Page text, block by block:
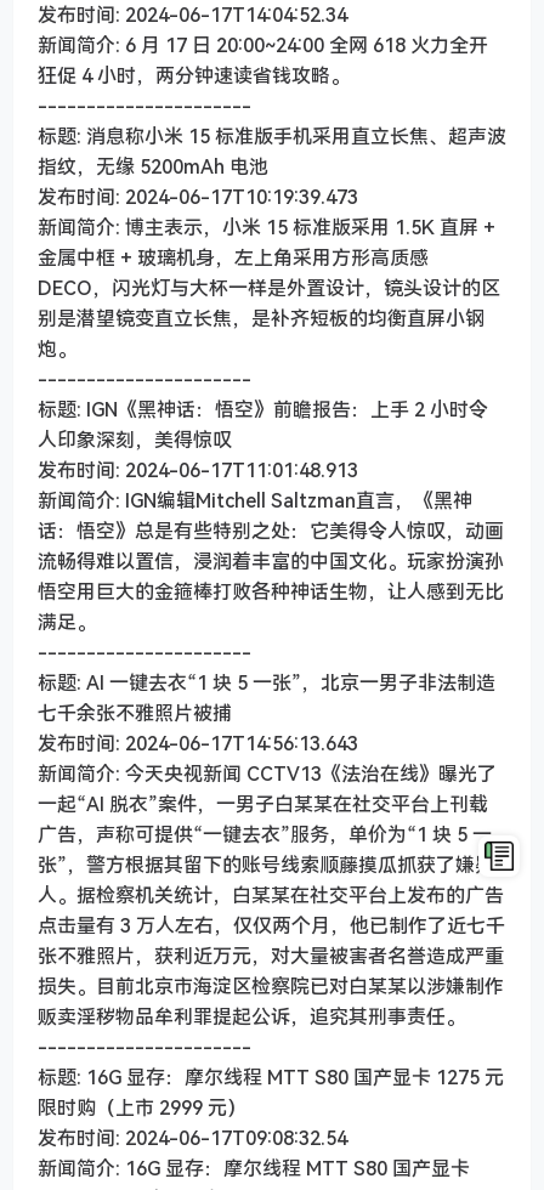
发布时间: 2024-06-17T14:04:52.34
新闻简介: 6 月 17 日 20:00~24:00 全网 618 火力全开
狂促 4 小时，两分钟速读省钱攻略。
----------------------
标题: 消息称小米 15 标准版手机采用直立长焦、超声波
指纹，无缘 5200mAh 电池
发布时间: 2024-06-17T10:19:39.473
新闻简介: 博主表示，小米 15 标准版采用 1.5K 直屏 +
金属中框 + 玻璃机身，左上角采用方形高质感
DECO，闪光灯与大杯一样是外置设计，镜头设计的区
别是潜望镜变直立长焦，是补齐短板的均衡直屏小钢
炮。
----------------------
标题: IGN《黑神话：悟空》前瞻报告：上手 2 小时令
人印象深刻，美得惊叹
发布时间: 2024-06-17T11:01:48.913
新闻简介: IGN编辑Mitchell Saltzman直言，《黑神
话：悟空》总是有些特别之处：它美得令人惊叹，动画
流畅得难以置信，浸润着丰富的中国文化。玩家扮演孙
悟空用巨大的金箍棒打败各种神话生物，让人感到无比
满足。
----------------------
标题: AI 一键去衣“1 块 5 一张”，北京一男子非法制造
七千余张不雅照片被捕
发布时间: 2024-06-17T14:56:13.643
新闻简介: 今天央视新闻 CCTV13《法治在线》曝光了
一起“AI 脱衣”案件，一男子白某某在社交平台上刊载
广告，声称可提供“一键去衣”服务，单价为“1 块 5 一
张”，警方根据其留下的账号线索顺藤摸瓜抓获了嫌疑
人。据检察机关统计，白某某在社交平台上发布的广告
点击量有 3 万人左右，仅仅两个月，他已制作了近七千
张不雅照片，获利近万元，对大量被害者名誉造成严重
损失。目前北京市海淀区检察院已对白某某以涉嫌制作
贩卖淫秽物品牟利罪提起公诉，追究其刑事责任。
----------------------
标题: 16G 显存：摩尔线程 MTT S80 国产显卡 1275 元
限时购（上市 2999 元）
发布时间: 2024-06-17T09:08:32.54
新闻简介: 16G 显存：摩尔线程 MTT S80 国产显卡